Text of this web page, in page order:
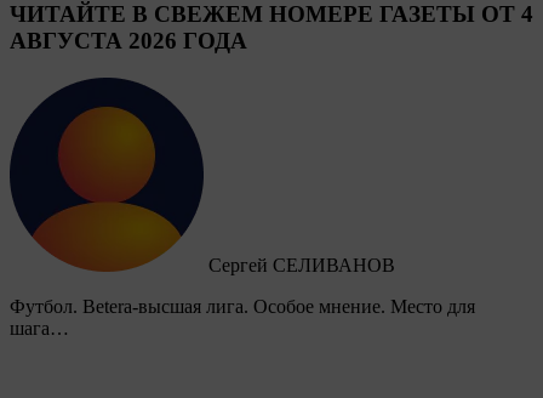
ЧИТАЙТЕ В СВЕЖЕМ НОМЕРЕ ГАЗЕТЫ ОТ 4
АВГУСТА 2026 ГОДА
Сергей СЕЛИВАНОВ
Футбол. Betera-высшая лига. Особое мнение. Место для
шага…